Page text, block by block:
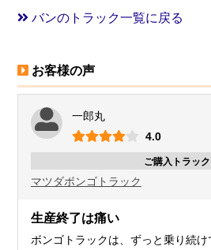
バンのトラック一覧に戻る
お客様の声
一郎丸
4.0
ご購入トラック
マツダボンゴトラック
生産終了は痛い
ボンゴトラックは、ずっと乗り続